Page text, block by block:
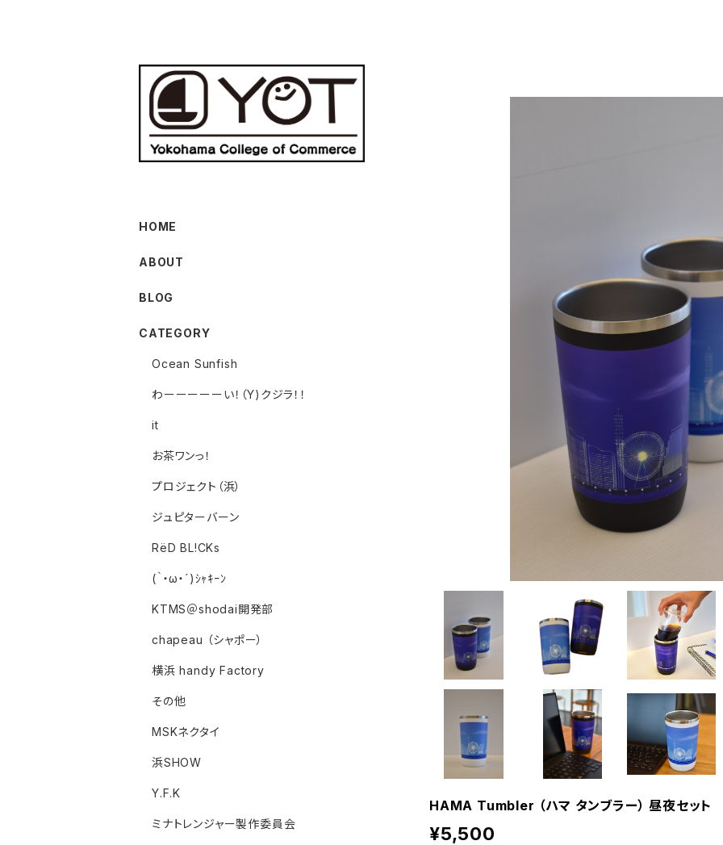
HAMA Tumbler （ハマ タンブラー） 昼夜セット
¥5,500
HOME
ABOUT
BLOG
CATEGORY
Ocean Sunfish
わーーーーーい！（Y)クジラ！！
it
お茶ワンっ！
プロジェクト（浜）
ジュピターバーン
RëD BL!CKs
(｀・ω・´)ｼｬｷｰﾝ
KTMS＠shodai開発部
chapeau （シャポー）
横浜 handy Factory
その他
MSKネクタイ
浜SHOW
Y.F.K
ミナトレンジャー製作委員会